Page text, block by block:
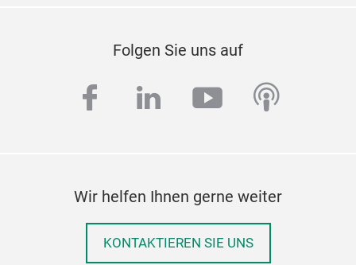
Folgen Sie uns auf
facebook
linkedinyoutube
Wir helfen Ihnen gerne weiter
KONTAKTIEREN SIE UNS